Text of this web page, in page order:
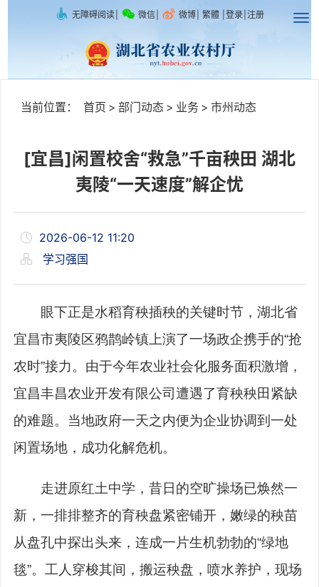
无障碍阅读 微信 微博 繁體 登录 注册
当前位置： 首页 > 部门动态 > 业务 > 市州动态
[宜昌]闲置校舍“救急”千亩秧田 湖北
夷陵“一天速度”解企忧
2026-06-12 11:20
学习强国
眼下正是水稻育秧插秧的关键时节，湖北省
宜昌市夷陵区鸦鹊岭镇上演了一场政企携手的“抢
农时”接力。由于今年农业社会化服务面积激增，
宜昌丰昌农业开发有限公司遭遇了育秧秧田紧缺
的难题。当地政府一天之内便为企业协调到一处
闲置场地，成功化解危机。
走进原红土中学，昔日的空旷操场已焕然一
新，一排排整齐的育秧盘紧密铺开，嫩绿的秧苗
从盘孔中探出头来，连成一片生机勃勃的“绿地
毯”。工人穿梭其间，搬运秧盘，喷水养护，现场